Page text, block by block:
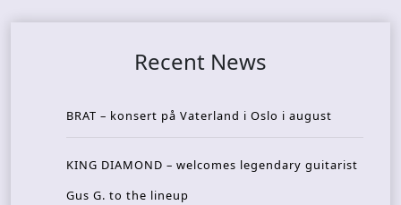
Recent News
BRAT – konsert på Vaterland i Oslo i august
KING DIAMOND – welcomes legendary guitarist
Gus G. to the lineup